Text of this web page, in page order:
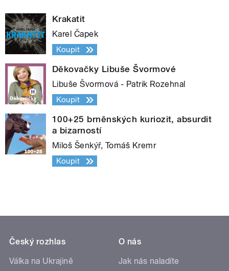
Krakatit
Karel Čapek
Koupit
Děkovačky Libuše Švormové
Libuše Švormová - Patrik Rozehnal
Koupit
100+25 brněnských kuriozit, absurdit
a bizarností
Miloš Šenkýř, Tomáš Kremr
Koupit
Český rozhlas
Válka na Ukrajině
O nás
Jak nás naladíte